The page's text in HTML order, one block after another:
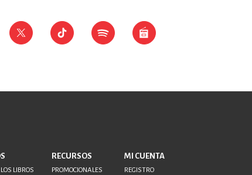
LIBROS
RECURSOS
PROMOCIONALES
MI CUENTA
REGISTRO